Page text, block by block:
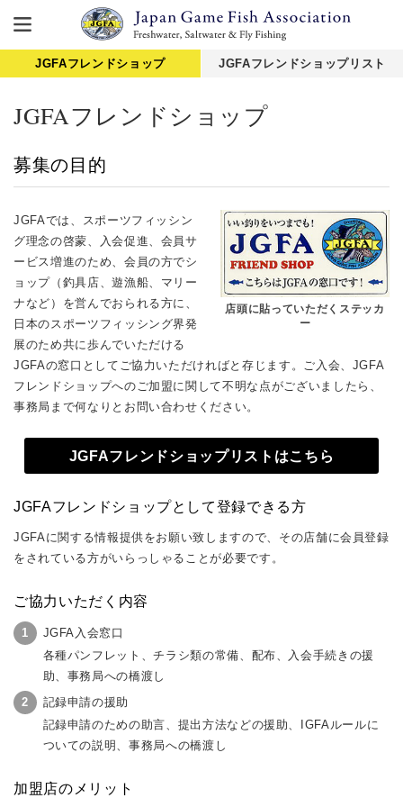
JGFAフレンドショップ JGFAフレンドショップリスト
JGFAフレンドショップ
募集の目的
店頭に貼っていただくステッカ
ー
JGFAでは、スポーツフィッシン
グ理念の啓蒙、入会促進、会員サ
ービス増進のため、会員の方でシ
ョップ（釣具店、遊漁船、マリー
ナなど）を営んでおられる方に、
日本のスポーツフィッシング界発
展のため共に歩んでいただける
JGFAの窓口としてご協力いただければと存じます。ご入会、JGFA
フレンドショップへのご加盟に関して不明な点がございましたら、
事務局まで何なりとお問い合わせください。
JGFAフレンドショップリストはこちら
JGFAフレンドショップとして登録できる方
JGFAに関する情報提供をお願い致しますので、その店舗に会員登録
をされている方がいらっしゃることが必要です。
ご協力いただく内容
JGFA入会窓口
各種パンフレット、チラシ類の常備、配布、入会手続きの援
助、事務局への橋渡し
記録申請の援助
記録申請のための助言、提出方法などの援助、IGFAルールに
ついての説明、事務局への橋渡し
加盟店のメリット